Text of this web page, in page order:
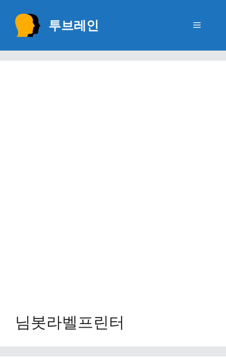
content
투브레인 Menu
님봇라벨프린터